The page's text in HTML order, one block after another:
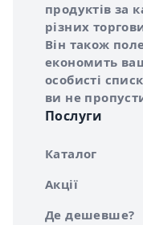
продуктів за
різних
Він також
економить
особисті
ви не
Послуги
Каталог
Акції
Де дешевше?